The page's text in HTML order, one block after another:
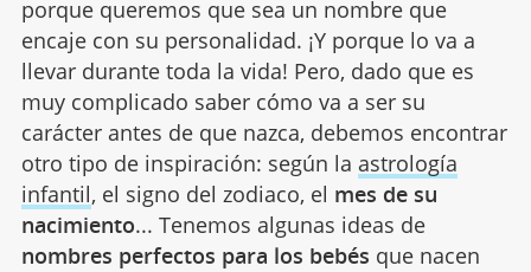
porque queremos que sea un nombre que
encaje con su personalidad. ¡Y porque lo va a
llevar durante toda la vida! Pero, dado que es
muy complicado saber cómo va a ser su
carácter antes de que nazca, debemos encontrar
otro tipo de inspiración: según la astrología
infantil, el signo del zodiaco, el mes de su
nacimiento... Tenemos algunas ideas de
nombres perfectos para los bebés que nacen